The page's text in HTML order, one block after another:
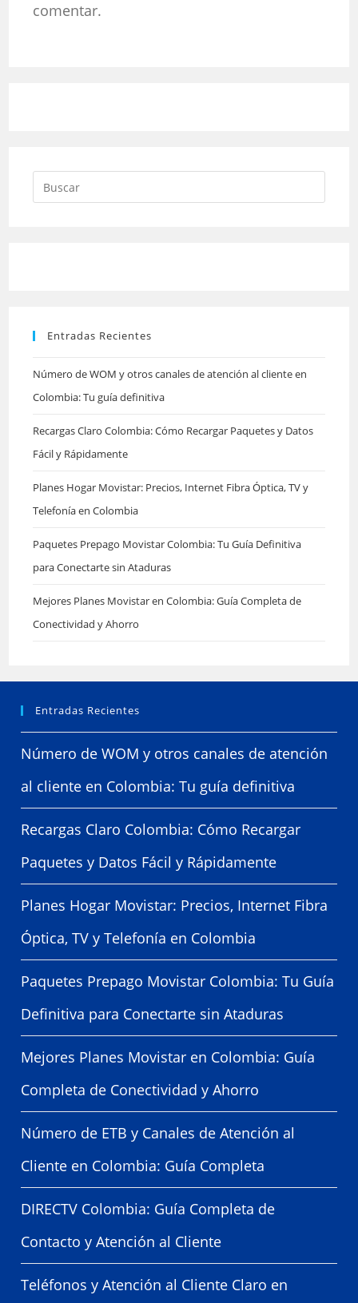
comentar.
Entradas Recientes
Número de WOM y otros canales de atención al cliente en
Colombia: Tu guía definitiva
Recargas Claro Colombia: Cómo Recargar Paquetes y Datos
Fácil y Rápidamente
Planes Hogar Movistar: Precios, Internet Fibra Óptica, TV y
Telefonía en Colombia
Paquetes Prepago Movistar Colombia: Tu Guía Definitiva
para Conectarte sin Ataduras
Mejores Planes Movistar en Colombia: Guía Completa de
Conectividad y Ahorro
Entradas Recientes
Número de WOM y otros canales de atención
al cliente en Colombia: Tu guía definitiva
Recargas Claro Colombia: Cómo Recargar
Paquetes y Datos Fácil y Rápidamente
Planes Hogar Movistar: Precios, Internet Fibra
Óptica, TV y Telefonía en Colombia
Paquetes Prepago Movistar Colombia: Tu Guía
Definitiva para Conectarte sin Ataduras
Mejores Planes Movistar en Colombia: Guía
Completa de Conectividad y Ahorro
Número de ETB y Canales de Atención al
Cliente en Colombia: Guía Completa
DIRECTV Colombia: Guía Completa de
Contacto y Atención al Cliente
Teléfonos y Atención al Cliente Claro en